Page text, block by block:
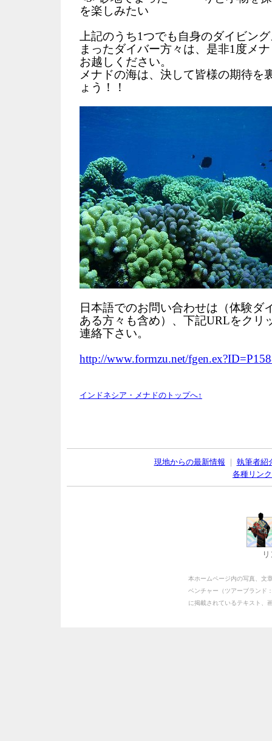
を楽しみたい
上記のうち1つでも自身のダイビン
まったダイバー方々は、是非1度メ
お越しください。
メナドの海は、決して皆様の期待を
ょう！！
日本語でのお問い合わせは（体験ダ
ある方々も含め）、下記URLをクリ
連絡下さい。
http://www.formzu.net/
インドネシア・メナドのトップへ↑
現地からの最新情報
執筆者紹
各種リンク
本ホームページ内の写真、文
ベンチャー（ツアーブランド
に掲載されているテキスト、